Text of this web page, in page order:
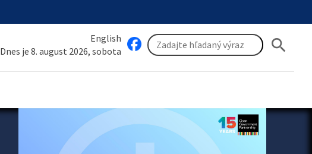
English
Dnes je 8. august 2026, sobota
search